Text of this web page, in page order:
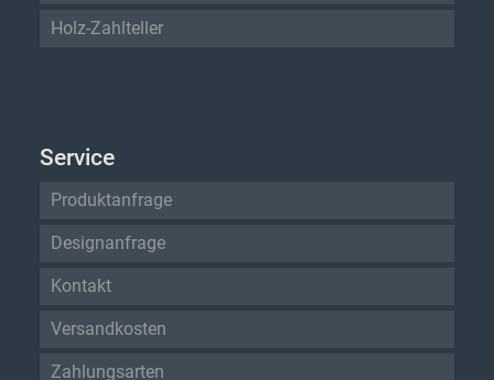
Holz-Zahlteller
Service
Produktanfrage
Designanfrage
Kontakt
Versandkosten
Zahlungsarten